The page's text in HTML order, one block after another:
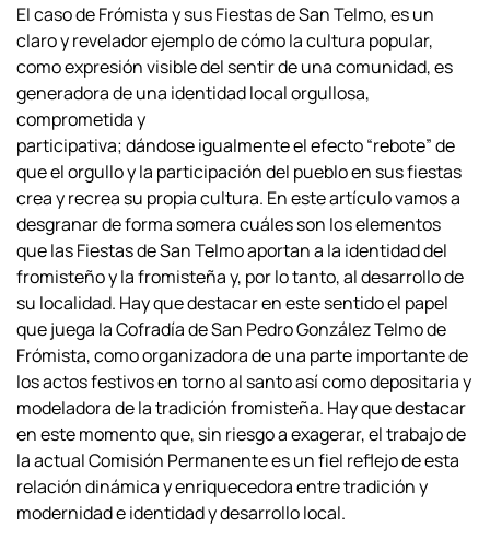
El caso de Frómista y sus Fiestas de San Telmo, es un
claro y reveladorejemplo de cómo la cultura popular,
como expresión visible del sentir de unacomunidad, es
generadora de una identidad local orgullosa,
comprometida y
participativa; dándose igualmente el efecto “rebote” de
que el orgullo y la participación del pueblo en sus fiestas
crea y recrea su propia cultura. En este artículo vamos a
desgranar de forma somera cuáles son los elementos
que las Fiestas de San Telmo aportan a la identidad del
fromisteño y la fromisteña y, por lo tanto, al desarrollo de
su localidad. Hay que destacar en este sentido el papel
que juega la Cofradía de San Pedro González Telmo de
Frómista, como organizadorade una parte importante de
los actos festivos en torno al santo así como depositaria y
modeladora de la tradición fromisteña. Hay que destacar
en este momento que, sin riesgo a exagerar, el trabajo de
la actual Comisión Permanente es un fiel reflejo deesta
relación dinámica y enriquecedora entre tradición y
modernidad e identidad ydesarrollo local.